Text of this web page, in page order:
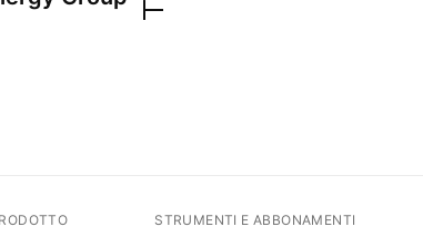
STRUMENTI E ABBONAMENTI